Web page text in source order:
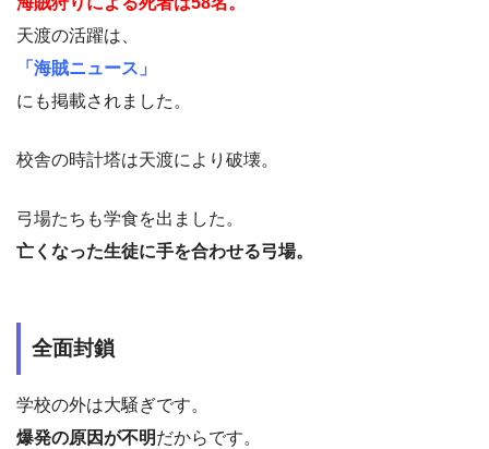
天渡の活躍は、
「海賊ニュース」
にも掲載されました。
校舎の時計塔は天渡により破壊。
弓場たちも学食を出ました。
亡くなった生徒に手を合わせる弓場。
全面封鎖
学校の外は大騒ぎです。
爆発の原因が不明だからです。